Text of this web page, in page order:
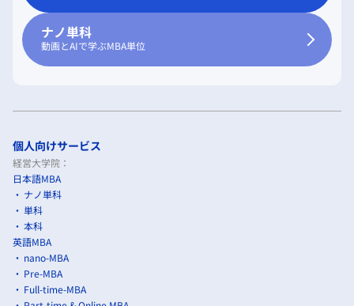
ナノ単科
動画とAIで学ぶMBA単位
個人向けサービス
経営大学院：
日本語MBA
ナノ単科
単科
本科
英語MBA
nano-MBA
Pre-MBA
Full-time-MBA